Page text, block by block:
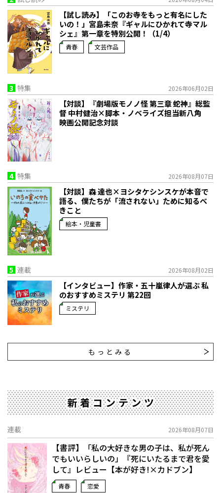
【試し読み】「このお寺をもっと有名にした
いの！」宮島未奈『ギャルにひかれて寺マル
シェ』第一章を特別公開！（1/4）
青春 文芸作品
3 特集 2026年06月02日
【対談】『劇場版モノノ怪 第三章 蛇神』総監
督 中村健治×脚本・ノベライズ担当新八角
映画公開記念対談
4 特集 2026年08月07日
【対談】森 達也×ヨシタケシンスケが本音で
語る、僕たちが「流されない」ために知るべ
きこと
絵本・児童書
5 連載 2026年08月02日
【インタビュー】作家・五十嵐律人が選ぶ 私
のおすすめミステリ 第22回
ミステリ
もっとみる
新着コンテンツ
連載 2026年08月07日
【書評】「私の大好きな男の子は、私が死ん
でもいいらしいの」――『死にいたるまで君を愛
して』レビュー【本が好き!×カドブン】
青春 恋愛